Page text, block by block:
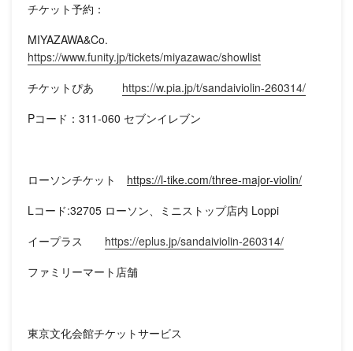
チケット予約：
MIYAZAWA&Co.
https://www.funity.jp/tickets/miyazawac/showlist
チケットぴあ https://w.pia.jp/t/sandaiviolin-260314/
Pコード：311-060 セブンイレブン
ローソンチケット https://l-tike.com/three-major-violin/
Lコード:32705 ローソン、ミニストップ店内 Loppi
イープラス https://eplus.jp/sandaiviolin-260314/
ファミリーマート店舗
東京文化会館チケットサービス